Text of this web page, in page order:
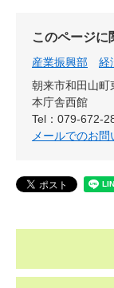
このページに
産業振興部 経
朝来市和田山町
本庁舎西館
Tel：079-672-
メールでのお